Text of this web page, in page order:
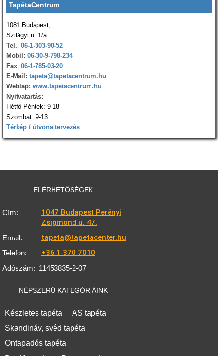
TapétaCentrum
1081 Budapest,
Szilágyi u. 1/a.
Tel.: 06-1-303-90-52
Mobil: 06-30-9-798-234
Fax: 06-1-785-03-20
E-Mail: tapeta@tapetacentrum.hu
Weblap: www.tapetacentrum.hu
Nyitvatartás:
Hétfő-Péntek: 9-18
Szombat: 9-13
Térkép / útvonaltervezés
ELÉRHETŐSÉGEK
Cím:
1047 Budapest Perényi
Zsigmond u. 47.
Email: tapeta@tapetacenter.hu
Telefon: +36 1 370 7010
Adószám: 11453835-2-07
NÉPSZERŰ KATEGÓRIÁINK
Készletes tapéta
AS tapéta
Skandináv, svéd tapéta
Öntapadós tapéta